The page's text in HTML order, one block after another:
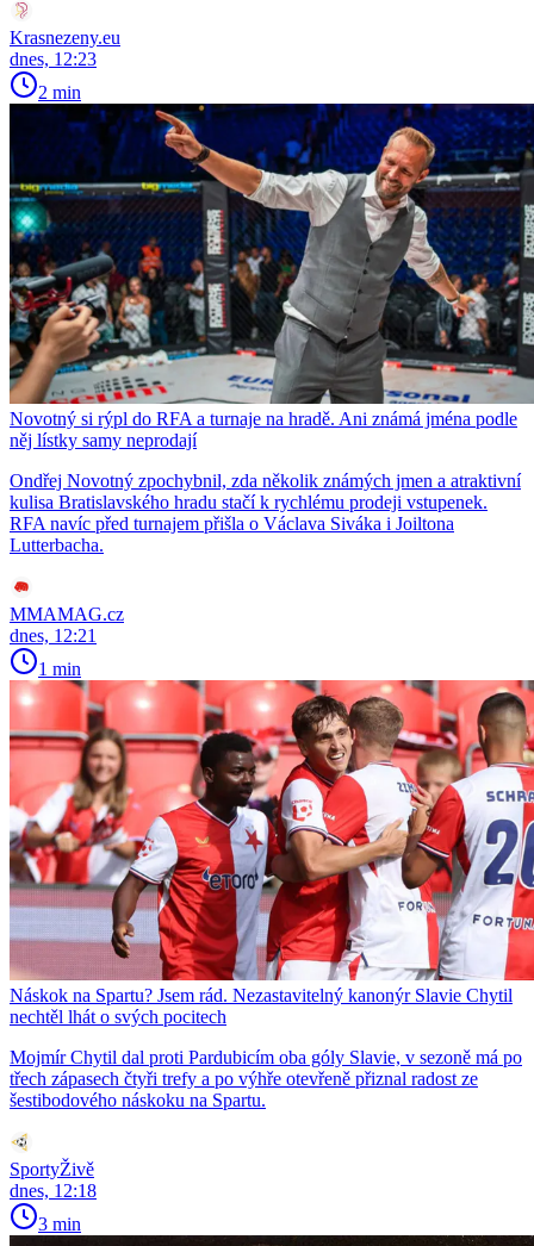
Krasnezeny.eu
dnes, 12:23
2 min
Novotný si rýpl do RFA a turnaje na hradě. Ani známá jména podle
něj lístky samy neprodají
Ondřej Novotný zpochybnil, zda několik známých jmen a atraktivní
kulisa Bratislavského hradu stačí k rychlému prodeji vstupenek.
RFA navíc před turnajem přišla o Václava Siváka i Joiltona
Lutterbacha.
MMAMAG.cz
dnes, 12:21
1 min
Náskok na Spartu? Jsem rád. Nezastavitelný kanonýr Slavie Chytil
nechtěl lhát o svých pocitech
Mojmír Chytil dal proti Pardubicím oba góly Slavie, v sezoně má po
třech zápasech čtyři trefy a po výhře otevřeně přiznal radost ze
šestibodového náskoku na Spartu.
SportyŽivě
dnes, 12:18
3 min